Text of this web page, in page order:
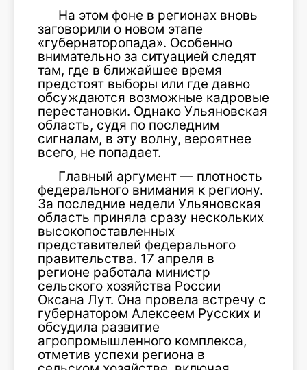
На этом фоне в регионах вновь
заговорили о новом этапе
«губернаторопада». Особенно
внимательно за ситуацией следят
там, где в ближайшее время
предстоят выборы или где давно
обсуждаются возможные кадровые
перестановки. Однако Ульяновская
область, судя по последним
сигналам, в эту волну, вероятнее
всего, не попадает.
Главный аргумент — плотность
федерального внимания к региону.
За последние недели Ульяновская
область приняла сразу нескольких
высокопоставленных
представителей федерального
правительства. 17 апреля в
регионе работала министр
сельского хозяйства России
Оксана Лут. Она провела встречу с
губернатором Алексеем Русских и
обсудила развитие
агропромышленного комплекса,
отметив успехи региона в